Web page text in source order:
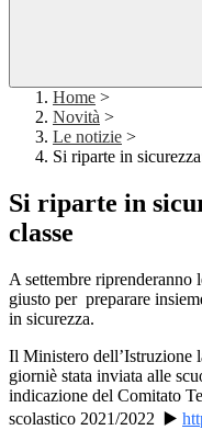
Home >
Novità >
Le notizie >
Si riparte in
Si riparte in
classe
A settembre riprenderanno
giusto per preparare
in sicurezza.
Il Ministero dell’Istruzione
giorniè stata inviata alle
indicazione del Comitato
scolastico 2021/2022 ▶️